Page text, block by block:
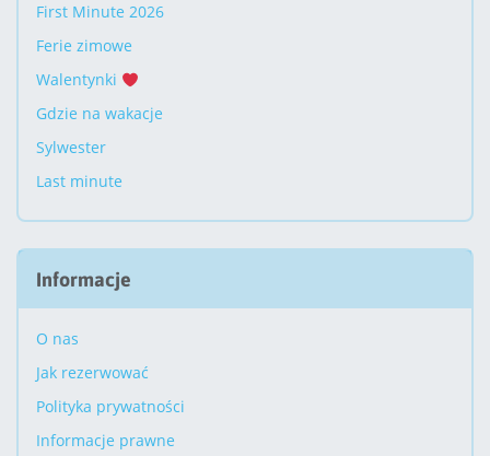
First Minute 2026
Ferie zimowe
Walentynki
Gdzie na wakacje
Sylwester
Last minute
Informacje
O nas
Jak rezerwować
Polityka prywatności
Informacje prawne